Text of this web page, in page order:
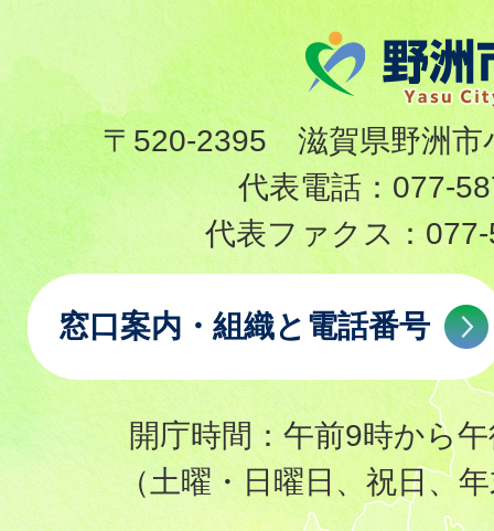
〒520-2395 滋賀県野洲市
代表電話： 077-
代表ファクス：
窓口案内・組織と電話番号
開庁時間：午前9時から
（土曜・日曜日、祝日、